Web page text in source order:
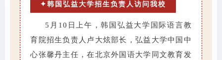
✦韩国弘益大学招生负责人访问我校
5月10日上午，韩国弘益大学国际语言教
育院招生负责人卢大炫部长，弘益大学中国中
心张馨丹主任，在北京外国语大学同文教育发